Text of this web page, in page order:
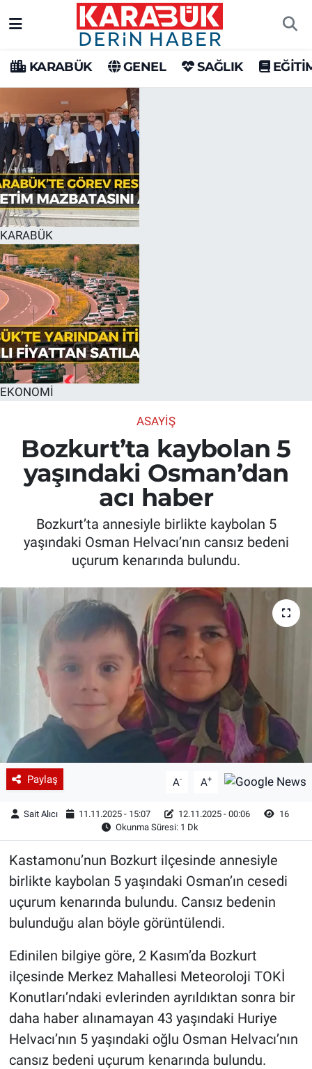
KARABÜK GENEL SAĞLIK
KARABÜK
EKONOMİ
ASAYIŞ
Bozkurt’ta kaybolan 5
yaşındaki Osman’dan
acı haber
Bozkurt’ta annesiyle birlikte kaybolan 5
yaşındaki Osman Helvacı’nın cansız bedeni
uçurum kenarında bulundu.
Paylaş A- A+
Sait Alıcı 11.11.2025 - 15:07 12.11.2025 - 00:06
16
Okunma Süresi: 1 Dk
Kastamonu’nun Bozkurt ilçesinde annesiyle
birlikte kaybolan 5 yaşındaki Osman’ın cesedi
uçurum kenarında bulundu. Cansız bedenin
bulunduğu alan böyle görüntülendi.
Edinilen bilgiye göre, 2 Kasım’da Bozkurt
ilçesinde Merkez Mahallesi Meteoroloji TOKİ
Konutları’ndaki evlerinden ayrıldıktan sonra bir
daha haber alınamayan 43 yaşındaki Huriye
Helvacı’nın 5 yaşındaki oğlu Osman Helvacı’nın
cansız bedeni uçurum kenarında bulundu.
Karabük Hava Durumu
Karabük Trafik Yoğunluk Haritası
Süper Lig Puan Durumu ve Fikstür
Tüm Manşetler
Son Dakika Haberleri
Haber Arşivi